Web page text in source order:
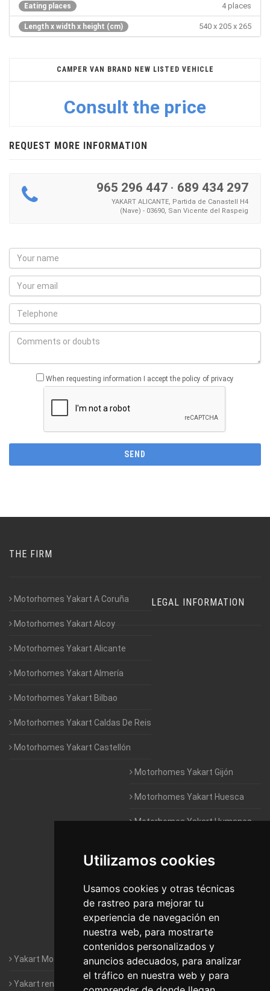
Utilizamos cookies
Usamos cookies y otras técnicas
de rastreo para mejorar tu
experiencia de navegación en
nuestra web, para mostrarte
contenidos personalizados y
anuncios adecuados, para analizar
el tráfico en nuestra web y para
Eating places 4 places
Length x width x height (cm) 540 x 205 x 265
CAMPER VAN BRAND NEW LISTED VEHICLE
Consult the price
REQUEST MORE INFORMATION
965 296 447 · 689 434 297
YAKART ALICANTE, Partida de Canastell H4
(Nave) - 03690, San Vicente del Raspeig
When requesting information I accept the policy of privacy
THE FIRM
Motorhomes Yakart A Coruña
Motorhomes Yakart Alcoy
Motorhomes Yakart Alicante
Motorhomes Yakart Almería
Motorhomes Yakart Bilbao
Motorhomes Yakart Caldas De Reis
Motorhomes Yakart Castellón
Motorhomes Yakart Gijón
Motorhomes Yakart Huesca
Motorhomes Yakart Humanes
Motorhomes Yakart Jaén
Motorhomes Yakart Lugo
Motorhomes Yakart Valencia
Motorhomes Yakart Vitoria
LEGAL INFORMATION
Yakart Motorhomes : The Company
Yakart rental conditions